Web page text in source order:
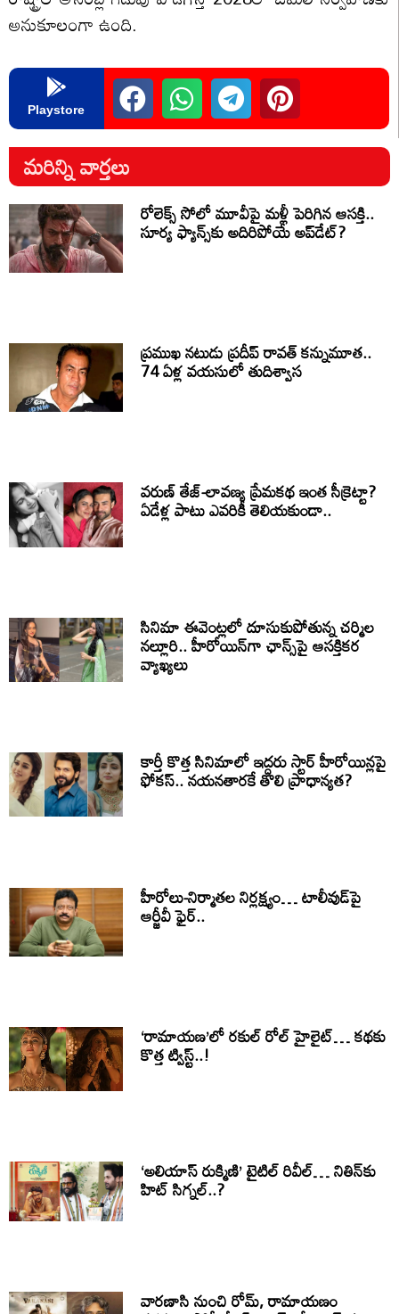
అనుకూలంగా ఉంది.
Playstore
మరిన్ని వార్తలు
రోలెక్స్ సోలో మూవీపై మళ్లీ పెరిగిన ఆసక్తి..
సూర్య ఫ్యాన్స్‌కు అదిరిపోయే అప్‌డేట్?
ప్రముఖ నటుడు ప్రదీప్ రావత్ కన్నుమూత..
74 ఏళ్ల వయసులో తుదిశ్వాస
వరుణ్ తేజ్-లావణ్య ప్రేమకథ ఇంత సీక్రెట్టా?
ఏడేళ్ల పాటు ఎవరికీ తెలియకుండా..
సినిమా ఈవెంట్లలో దూసుకుపోతున్న చర్మిల
నల్లూరి.. హీరోయిన్‌గా ఛాన్స్‌పై ఆసక్తికర
వ్యాఖ్యలు
కార్తీ కొత్త సినిమాలో ఇద్దరు స్టార్ హీరోయిన్లపై
ఫోకస్.. నయనతారకే తొలి ప్రాధాన్యత?
హీరోలు-నిర్మాతల నిర్లక్ష్యం… టాలీవుడ్‌పై
ఆర్జీవీ ఫైర్..
‘రామాయణ’లో రకుల్ రోల్ హైలైట్… కథకు
కొత్త ట్విస్ట్..!
‘అలియాస్ రుక్మిణి’ టైటిల్ రివీల్… నితిన్‌కు
హిట్ సిగ్నల్..?
వారణాసి నుంచి రోమ్, రామాయణం